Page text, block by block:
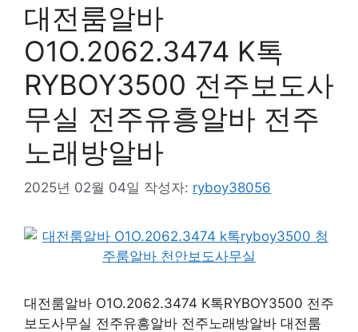
대전룸알바
O1O.2062.3474 K톡
RYBOY3500 전주보도사
무실 전주유흥알바 전주
노래방알바
2025년 02월 04일 작성자: ryboy38056
대전룸알바 O1O.2062.3474 K톡RYBOY3500 전주
보도사무실 전주유흥알바 전주노래방알바 대전룸